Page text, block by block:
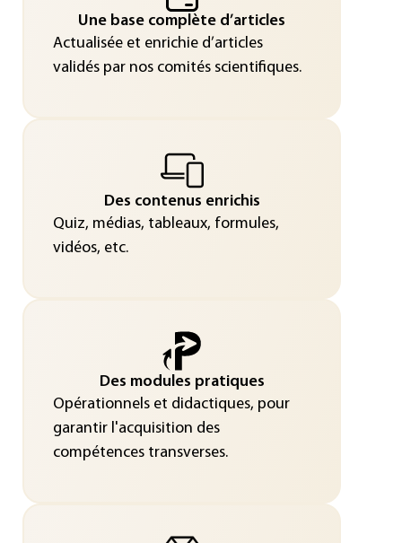
Une base complète d’articles
Actualisée et enrichie d’articles
validés par nos comités scientifiques.
Des contenus enrichis
Quiz, médias, tableaux, formules,
vidéos, etc.
Des modules pratiques
Opérationnels et didactiques, pour
garantir l'acquisition des
compétences transverses.